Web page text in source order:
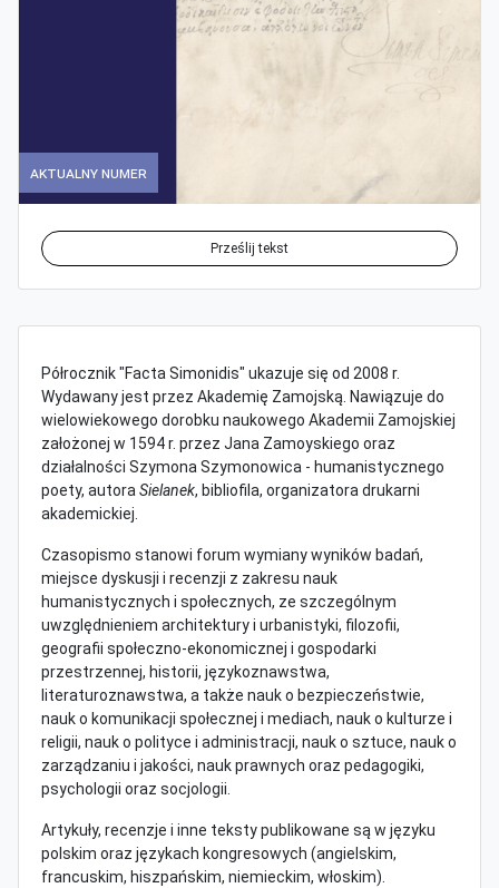
Aktualny numer
Prześlij tekst
Półrocznik "Facta Simonidis" ukazuje się od 2008 r.
Wydawany jest przez Akademię Zamojską. Nawiązuje do
wielowiekowego dorobku naukowego Akademii Zamojskiej
założonej w 1594 r. przez Jana Zamoyskiego oraz
działalności Szymona Szymonowica - humanistycznego
poety, autoraSielanek, bibliofila, organizatora drukarni
akademickiej.
Czasopismo stanowi forum wymiany wyników badań,
miejsce dyskusji i recenzji z zakresu nauk
humanistycznych i społecznych, ze szczególnym
uwzględnieniem architektury i urbanistyki, filozofii,
geografii społeczno-ekonomicznej i gospodarki
przestrzennej, historii, językoznawstwa,
literaturoznawstwa, a także nauk o bezpieczeństwie,
nauk o komunikacji społecznej i mediach, nauk o kulturze i
religii, nauk o polityce i administracji, nauk o sztuce, nauk o
zarządzaniu i jakości, nauk prawnych oraz pedagogiki,
psychologii oraz socjologii.
Artykuły, recenzje i inne teksty publikowane są w języku
polskim oraz językach kongresowych (angielskim,
francuskim, hiszpańskim, niemieckim, włoskim).